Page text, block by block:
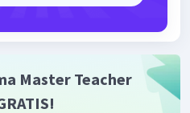
Master Teacher